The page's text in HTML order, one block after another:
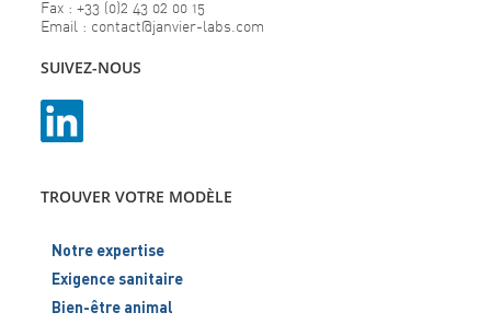
Fax : +33 (0)2 43 02 00 15
Email : contact@janvier-labs.com
SUIVEZ-NOUS
TROUVER VOTRE MODÈLE
Notre expertise
Exigence sanitaire
Bien-être animal